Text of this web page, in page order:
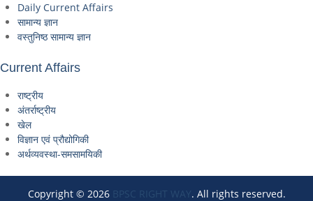
Daily Current Affairs
सामान्य ज्ञान
वस्तुनिष्ठ सामान्य ज्ञान
Current Affairs
राष्ट्रीय
अंतर्राष्ट्रीय
खेल
विज्ञान एवं प्रौद्योगिकी
अर्थव्यवस्था-समसामयिकी
Copyright © 2026 BPSC RIGHT WAY . All rights reserved.